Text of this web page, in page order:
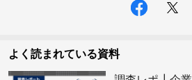
よく読まれている資料